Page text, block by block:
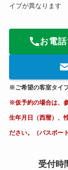
イプが異なります
お電
※ご希望の客室タイ
※仮予約の場合は、
生年月日（西暦）、
ださい。（パスポー
受付時